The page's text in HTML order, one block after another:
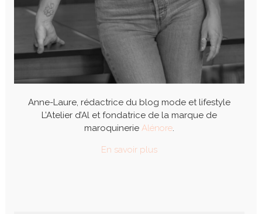
Anne-Laure, rédactrice du blog mode et lifestyle
L’Atelier d’Al et fondatrice de la marque de
maroquinerie Alénore.
En savoir plus